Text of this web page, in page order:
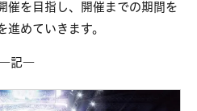
催を目指し、開催までの期間を
進めていきます。
記―